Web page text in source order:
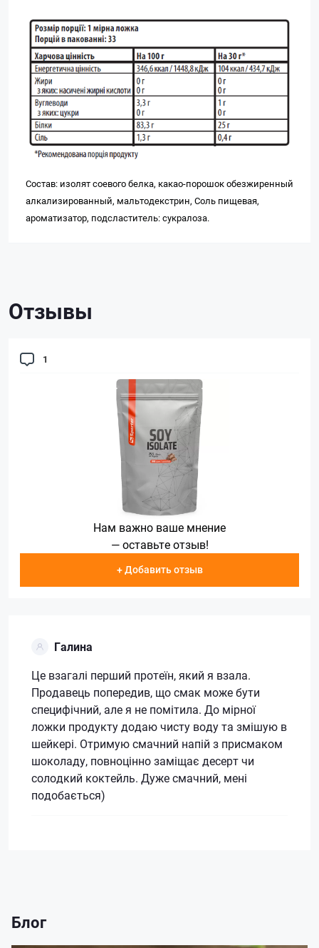
Состав: изолят соевого белка, какао-порошок обезжиренный
алкализированный, мальтодекстрин, Соль пищевая,
ароматизатор, подсластитель: сукралоза.
Отзывы
1
Нам важно ваше мнение
— оставьте отзыв!
+ Добавить отзыв
Галина
Це взагалі перший протеїн, який я взала.
Продавець попередив, що смак може бути
специфічний, але я не помітила. До мірної
ложки продукту додаю чисту воду та змішую в
шейкері. Отримую смачний напій з присмаком
шоколаду, повноцінно заміщає десерт чи
солодкий коктейль. Дуже смачний, мені
подобається)
Блог